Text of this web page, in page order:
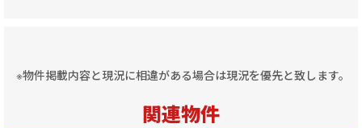
※物件掲載内容と現況に相違がある場合は現況を優先と致します。
関連物件